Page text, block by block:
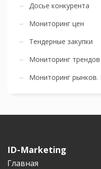
Досье конкурента
Мониторинг цен
Тендерные закупки
Мониторинг
Мониторинг рынков.
ID-Marketing
Главная